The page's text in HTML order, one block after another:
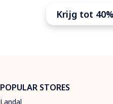
Krijg tot
POPULAR STORES
Landal